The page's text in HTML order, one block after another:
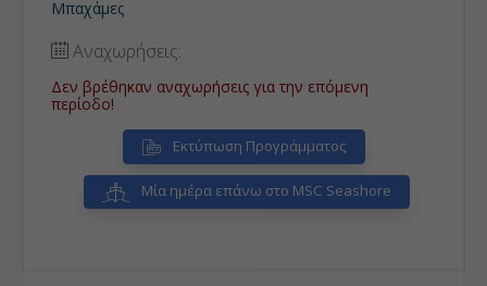
Μπαχάμες
Αναχωρήσεις:
Δεν βρέθηκαν αναχωρήσεις για την επόμενη
περίοδο!
Εκτύπωση Προγράμματος
Μία ημέρα επάνω στο MSC Seashore